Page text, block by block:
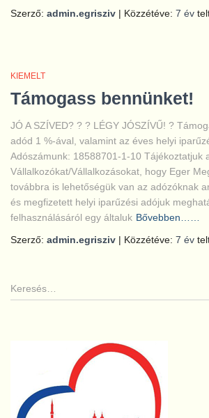
Szerző: admin.egrisziv | Közzétéve: 7 év
KIEMELT
Támogass bennünket!
JÓ A SZÍVED? ? ? LÉGY JÓSZÍVŰ! ?
adód 1 %-ával, valamint az éves helyi
Adószámunk: 18588701-1-10 Tájékoztatjuk
Vállalkozókat/Vállalkozásokat, hogy Eger
továbbra is lehetőségük van az adózóknak
és megfizetett helyi iparűzési adójuk
felhasználásáról egy általuk Bővebben……
Szerző: admin.egrisziv | Közzétéve: 7 év
K
e